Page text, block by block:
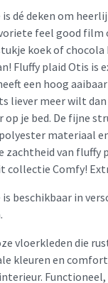
is dé deken om
feel good film
koek of
Fluffy plaid Otis
een hoog
liever meer wilt
op je bed. De fijne
materiaal
zachtheid van fluffy
collectie Comfy!
is beschikbaar in
vloerkleden die
kleuren en